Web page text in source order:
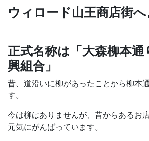
ウィロード山王商店街へ
正式名称は「大森柳本通
興組合」
昔、道沿いに柳があったことから柳本
す。
今は柳はありませんが、昔からあるお
元気にがんばっています。